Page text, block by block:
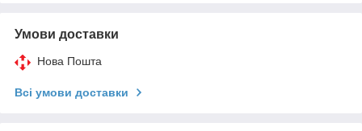
Умови доставки
Нова Пошта
Всі умови доставки